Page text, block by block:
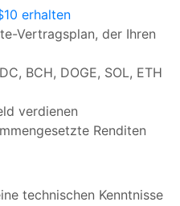
erhalten
Vertragsplan, der Ihren
BCH, DOGE, SOL, ETH
verdienen
Renditen
technischen Kenntnisse